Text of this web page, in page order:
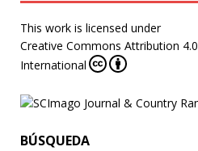
This work is licensed under
Creative Commons Attribution 4.0
International
BÚSQUEDA